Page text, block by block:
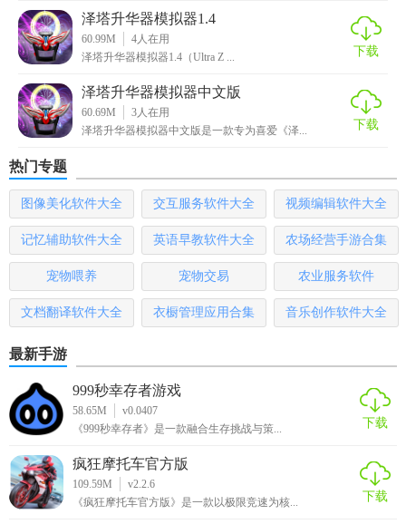
带来了沉浸式的游戏体验。游戏中的怪兽挑战和技能升级系
统为玩家提供了丰富的游戏内容和持续的游戏动力。同时，
游戏还支持多人在线互动，增强了游戏的社交性和互动性。
总的来说，这是一款值得一试的奥特曼题材模拟游戏。
泽塔升华器模拟器1.4
60.99M 4人在用
泽塔升华器模拟器1.4（Ultra Z ...
下载
泽塔升华器模拟器中文版
60.69M 3人在用
泽塔升华器模拟器中文版是一款专为喜爱《泽...
下载
热门专题
图像美化软件大全 交互服务软件大全 视频编辑软件大全
记忆辅助软件大全 英语早教软件大全 农场经营手游合集
宠物喂养 宠物交易 农业服务软件
文档翻译软件大全 衣橱管理应用合集 音乐创作软件大全
最新手游
999秒幸存者游戏
58.65M
v0.0407
《999秒幸存者》是一款融合生存挑战与策...
下载
疯狂摩托车官方版
109.59M
v2.2.6
《疯狂摩托车官方版》是一款以极限竞速为核...
下载